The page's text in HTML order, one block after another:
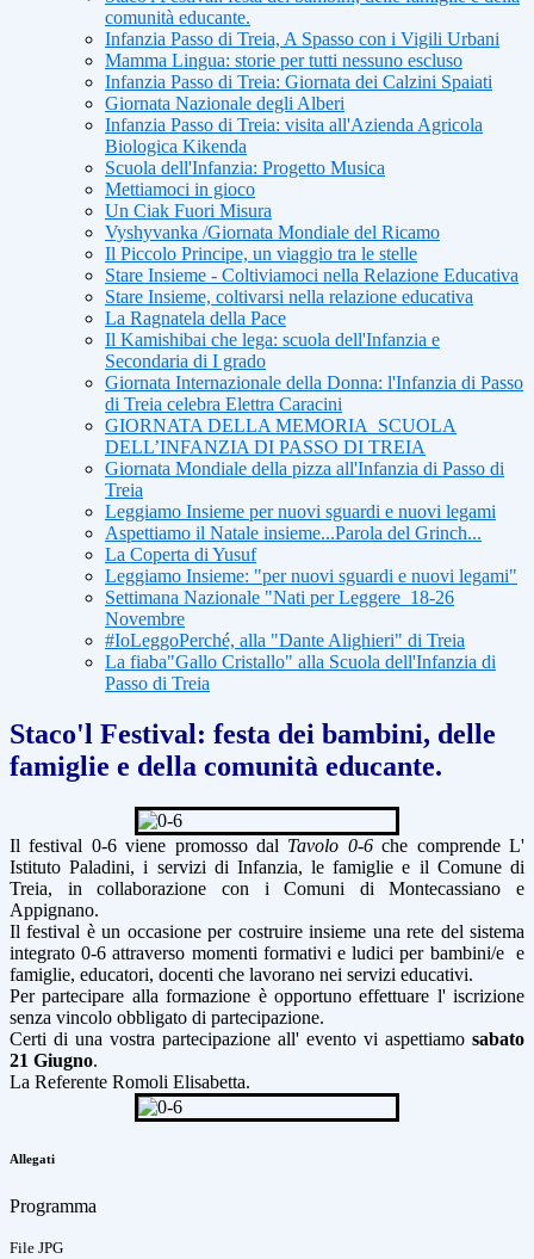
comunità educante.
Infanzia Passo di Treia, A Spasso con i Vigili Urbani
Mamma Lingua: storie per tutti nessuno escluso
Infanzia Passo di Treia: Giornata dei Calzini Spaiati
Giornata Nazionale degli Alberi
Infanzia Passo di Treia: visita all'Azienda Agricola
Biologica Kikenda
Scuola dell'Infanzia: Progetto Musica
Mettiamoci in gioco
Un Ciak Fuori Misura
Vyshyvanka /Giornata Mondiale del Ricamo
Il Piccolo Principe, un viaggio tra le stelle
Stare Insieme - Coltiviamoci nella Relazione Educativa
Stare Insieme, coltivarsi nella relazione educativa
La Ragnatela della Pace
Il Kamishibai che lega: scuola dell'Infanzia e
Secondaria di I grado
Giornata Internazionale della Donna: l'Infanzia di Passo
di Treia celebra Elettra Caracini
GIORNATA DELLA MEMORIA_SCUOLA
DELL’INFANZIA DI PASSO DI TREIA
Giornata Mondiale della pizza all'Infanzia di Passo di
Treia
Leggiamo Insieme per nuovi sguardi e nuovi legami
Aspettiamo il Natale insieme...Parola del Grinch...
La Coperta di Yusuf
Leggiamo Insieme: "per nuovi sguardi e nuovi legami"
Settimana Nazionale "Nati per Leggere_18-26
Novembre
#IoLeggoPerché, alla "Dante Alighieri" di Treia
La fiaba"Gallo Cristallo" alla Scuola dell'Infanzia di
Passo di Treia
Staco'l Festival: festa dei bambini, delle
famiglie e della comunità educante.
Il festival 0-6 viene promosso dal Tavolo 0-6che comprende L'
Istituto Paladini, i servizi di Infanzia, le famiglie e il Comune di
Treia, in collaborazione con i Comuni di Montecassiano e
Appignano.
Il festival è un occasione per costruire insieme una rete del sistema
integrato 0-6 attraverso momenti formativi e ludici per bambini/e e
famiglie, educatori, docenti che lavorano nei servizi educativi.
Per partecipare alla formazione è opportuno effettuare l' iscrizione
senza vincolo obbligato di partecipazione.
Certi di una vostra partecipazione all' evento vi aspettiamo sabato
21 Giugno.
La Referente Romoli Elisabetta.
Allegati
Programma
File JPG